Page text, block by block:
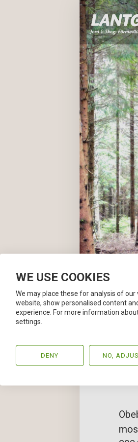
WE USE COOKIES
We may place these for analysis of
website, show personalised content
experience. For more information
settings.
DENY NO,